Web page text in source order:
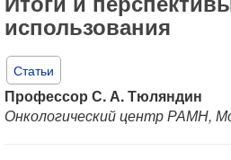
использования
Статьи
Профессор С. А. Тюляндин
Онкологический центр РАМН,